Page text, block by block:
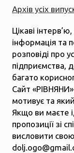
Архів усіх
Цікаві
інформація та
розповіді про
підприємства,
багато
Сайт
мотивує та
Якщо ви маєте
пропозиції зі
висловити